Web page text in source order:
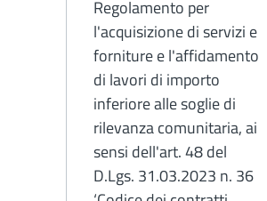
Regolamento per
l'acquisizione di servizi e
forniture e l'affidamento
di lavori di importo
inferiore alle soglie di
rilevanza comunitaria, ai
sensi dell'art. 48 del
D.Lgs. 31.03.2023 n. 36